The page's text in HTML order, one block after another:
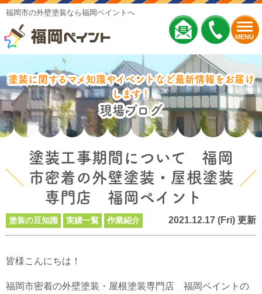
MENU
福岡市の外壁塗装なら福岡ペイントへ
塗装に関するマメ知識やイベントなど最新情報をお届け
します！
現場ブログ
塗装工事期間について 福岡
市密着の外壁塗装・屋根塗装
専門店 福岡ペイント
塗装の豆知識 実績一覧 作業紹介 2021.12.17 (Fri) 更新
皆様こんにちは！
福岡市密着の外壁塗装・屋根塗装専門店 福岡ペイントの